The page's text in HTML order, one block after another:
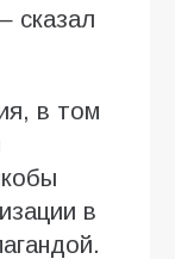
сказал
в том
в